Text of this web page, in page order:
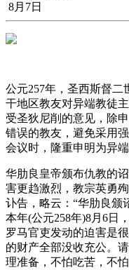
8月7日
公元257年，圣西斯督
干地区教友对异端教徒
受圣狄尼削的意见，除
错误的教友，避免采用
会议时，隆重申明为异
华肋良皇帝颁布仇教的
害更趋激烈，教宗英勇
讣告，略云：“华肋良颁
本年(公元258年)8月6日
罗马官吏发动的迫害是
的财产全部没收充公。
理准备，不怕吃苦，不